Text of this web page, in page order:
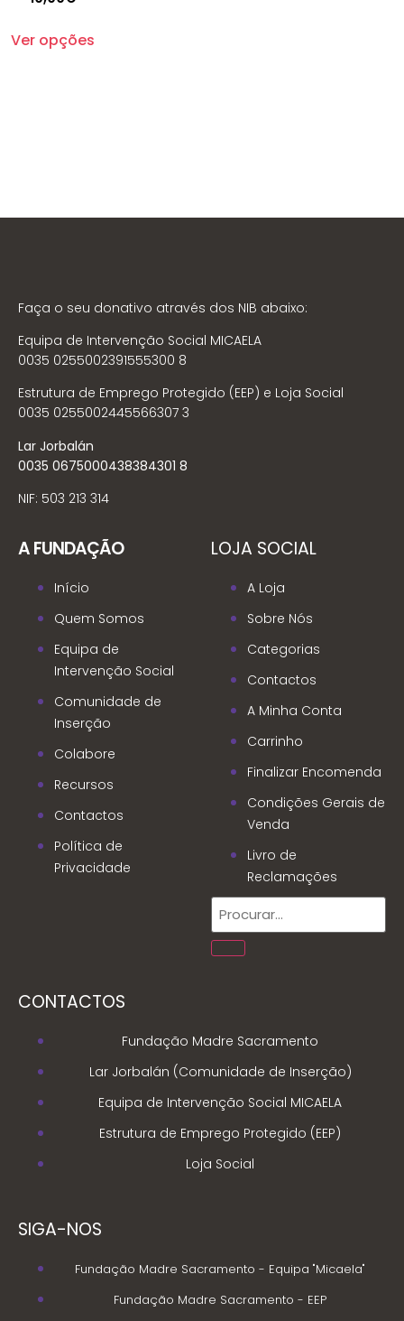
Ver opções
Faça o seu donativo através dos NIB abaixo:
Equipa de Intervenção Social MICAELA
0035 0255002391555300 8
Estrutura de Emprego Protegido (EEP) e Loja Social
0035 0255002445566307 3
Lar Jorbalán
0035 0675000438384301 8
NIF: 503 213 314
A FUNDAÇÃO
Início
Quem Somos
Equipa de
Intervenção Social
Comunidade de
Inserção
Colabore
Recursos
Contactos
Política de
Privacidade
LOJA SOCIAL
A Loja
Sobre Nós
Categorias
Contactos
A Minha Conta
Carrinho
Finalizar Encomenda
Condições Gerais de
Venda
Livro de
Reclamações
CONTACTOS
Fundação Madre Sacramento
Lar Jorbalán (Comunidade de Inserção)
Equipa de Intervenção Social MICAELA
Estrutura de Emprego Protegido (EEP)
Loja Social
SIGA-NOS
Fundação Madre Sacramento - Equipa "Micaela"
Fundação Madre Sacramento - EEP